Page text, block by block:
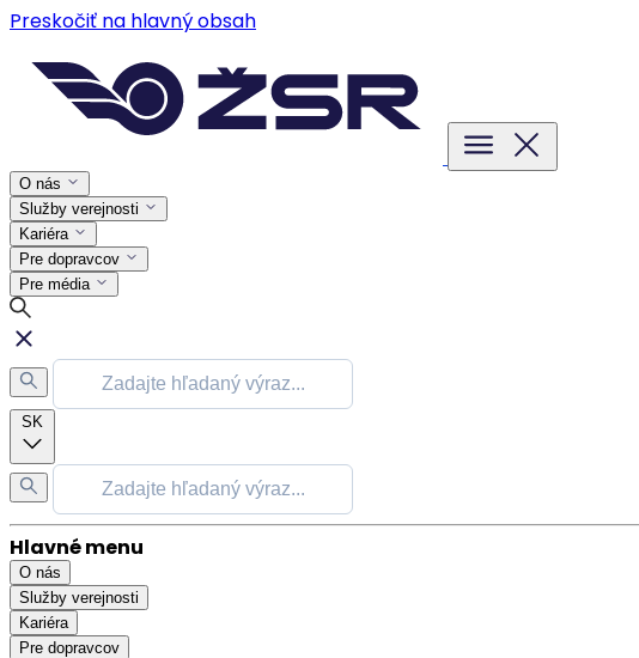
Preskočiť na hlavný obsah
O nás
Služby verejnosti
Kariéra
Pre dopravcov
Pre média
SK
Hlavné menu
O nás
Služby verejnosti
Kariéra
Pre dopravcov